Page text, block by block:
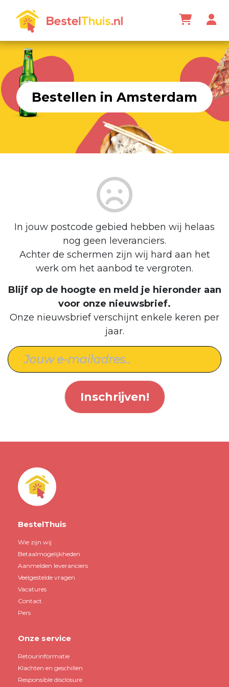
Bestellen in Amsterdam
In jouw postcode gebied hebben wij helaas
nog geen leveranciers.
Achter de schermen zijn wij hard aan het
werk om het aanbod te vergroten.
Blijf op de hoogte en meld je hieronder aan
voor onze nieuwsbrief.
Onze nieuwsbrief verschijnt enkele keren per
jaar.
Inschrijven!
BestelThuis
Wie zijn wij
Betaalmogelijkheden
Aanmelden leveranciers
Veelgestelde vragen
Vacatures
Contact
Pers
Onze service
Retourinformatie
Klachten en geschillen
Responsible disclosure